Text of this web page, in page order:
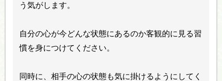
う気がします。
自分の心が今どんな状態にあるのか客観的に見る習
慣を身につけてください。
同時に、相手の心の状態も気に掛けるようにしてく